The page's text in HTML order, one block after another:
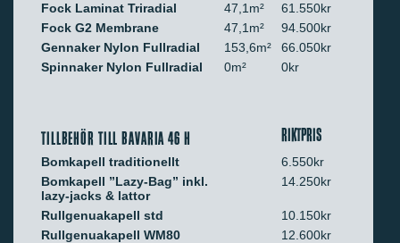
Fock Laminat Triradial
47,1m²
61.550kr
Fock G2 Membrane
47,1m²
94.500kr
Gennaker Nylon Fullradial
153,6m²
66.050kr
Spinnaker Nylon Fullradial
0m² 0kr
TILLBEHÖR TILL BAVARIA 46 H RIKTPRIS
Bomkapell traditionellt
6.550kr
Bomkapell ”Lazy-Bag” inkl.
lazy-jacks & lattor
14.250kr
Rullgenuakapell std
10.150kr
Rullgenuakapell WM80
12.600kr